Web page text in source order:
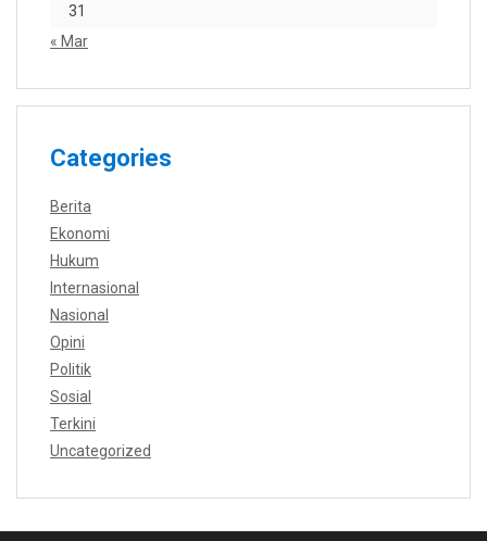
31
« Mar
Categories
Berita
Ekonomi
Hukum
Internasional
Nasional
Opini
Politik
Sosial
Terkini
Uncategorized